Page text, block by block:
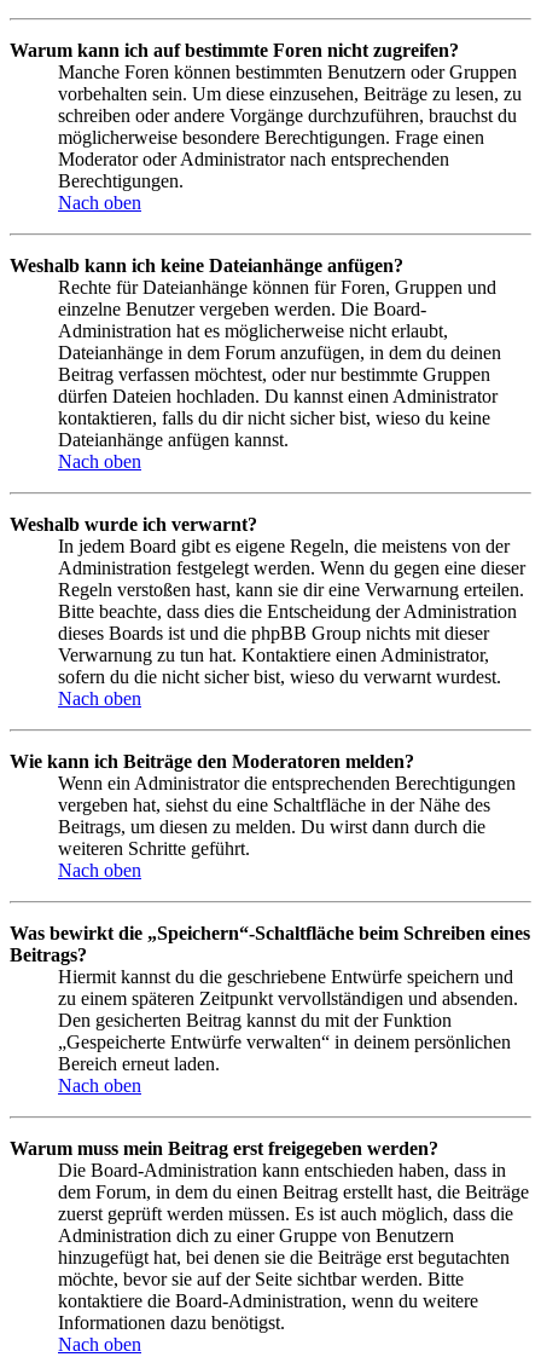
Warum kann ich auf bestimmte Foren nicht zugreifen?
Manche Foren können bestimmten Benutzern oder Gruppen
vorbehalten sein. Um diese einzusehen, Beiträge zu lesen, zu
schreiben oder andere Vorgänge durchzuführen, brauchst du
möglicherweise besondere Berechtigungen. Frage einen
Moderator oder Administrator nach entsprechenden
Berechtigungen.
Nach oben
Weshalb kann ich keine Dateianhänge anfügen?
Rechte für Dateianhänge können für Foren, Gruppen und
einzelne Benutzer vergeben werden. Die Board-
Administration hat es möglicherweise nicht erlaubt,
Dateianhänge in dem Forum anzufügen, in dem du deinen
Beitrag verfassen möchtest, oder nur bestimmte Gruppen
dürfen Dateien hochladen. Du kannst einen Administrator
kontaktieren, falls du dir nicht sicher bist, wieso du keine
Dateianhänge anfügen kannst.
Nach oben
Weshalb wurde ich verwarnt?
In jedem Board gibt es eigene Regeln, die meistens von der
Administration festgelegt werden. Wenn du gegen eine dieser
Regeln verstoßen hast, kann sie dir eine Verwarnung erteilen.
Bitte beachte, dass dies die Entscheidung der Administration
dieses Boards ist und die phpBB Group nichts mit dieser
Verwarnung zu tun hat. Kontaktiere einen Administrator,
sofern du die nicht sicher bist, wieso du verwarnt wurdest.
Nach oben
Wie kann ich Beiträge den Moderatoren melden?
Wenn ein Administrator die entsprechenden Berechtigungen
vergeben hat, siehst du eine Schaltfläche in der Nähe des
Beitrags, um diesen zu melden. Du wirst dann durch die
weiteren Schritte geführt.
Nach oben
Was bewirkt die „Speichern“-Schaltfläche beim Schreiben eines
Beitrags?
Hiermit kannst du die geschriebene Entwürfe speichern und
zu einem späteren Zeitpunkt vervollständigen und absenden.
Den gesicherten Beitrag kannst du mit der Funktion
„Gespeicherte Entwürfe verwalten“ in deinem persönlichen
Bereich erneut laden.
Nach oben
Warum muss mein Beitrag erst freigegeben werden?
Die Board-Administration kann entschieden haben, dass in
dem Forum, in dem du einen Beitrag erstellt hast, die Beiträge
zuerst geprüft werden müssen. Es ist auch möglich, dass die
Administration dich zu einer Gruppe von Benutzern
hinzugefügt hat, bei denen sie die Beiträge erst begutachten
möchte, bevor sie auf der Seite sichtbar werden. Bitte
kontaktiere die Board-Administration, wenn du weitere
Informationen dazu benötigst.
Nach oben